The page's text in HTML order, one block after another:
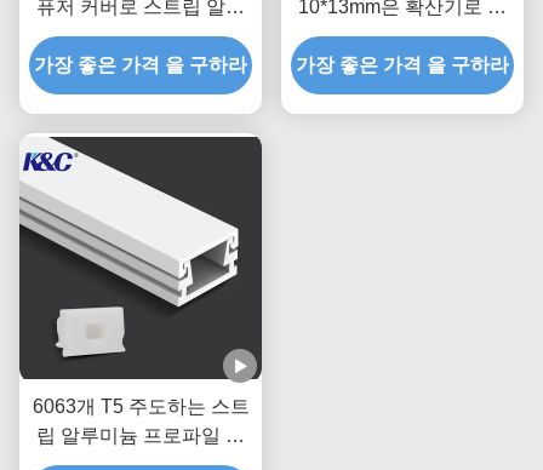
퓨저 커버로 스트립 알루
미늄 프로필을 주도했습니
다
가장 좋은 가격 을 구하라
10*13mm은 확산기로 스
트립 채널을 주도했습니다
가장 좋은 가격 을 구하라
6063개 T5 주도하는 스트
립 알루미늄 프로파일 압
출 하우징 채널